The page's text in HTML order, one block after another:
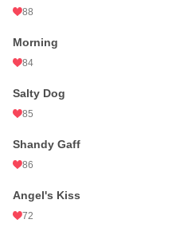
88
Morning
84
Salty Dog
85
Shandy Gaff
86
Angel's Kiss
72